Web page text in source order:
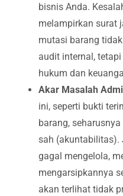
bisnis Anda.
melampirkan surat
mutasi barang
audit internal,
hukum dan
Akar Masalah
ini, seperti bukti
barang,
sah (akuntabilitas).
gagal mengelola,
mengarsipkannya
akan terlihat tidak